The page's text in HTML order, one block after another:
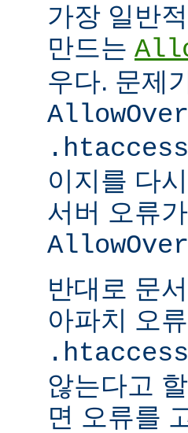
가장 일반
만드는
우다. 문제
.htaccess
이지를 다
서버 오류
반대로 문
아파치 오
.htaccess
않는다고
면 오류를